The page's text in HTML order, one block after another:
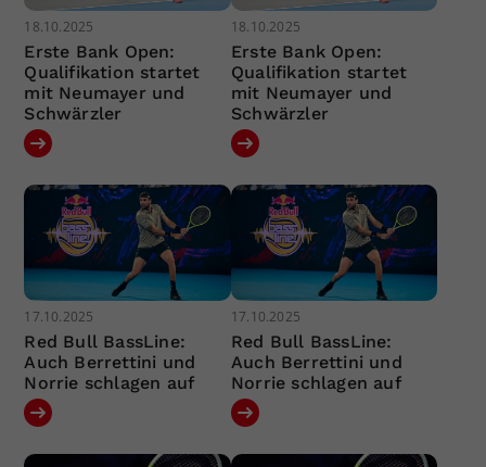
18.10.2025
Erste Bank Open:
Qualifikation startet
mit Neumayer und
Schwärzler
18.10.2025
Erste Bank Open:
Qualifikation startet
mit Neumayer und
Schwärzler
17.10.2025
Red Bull BassLine:
Auch Berrettini und
Norrie schlagen auf
17.10.2025
Red Bull BassLine:
Auch Berrettini und
Norrie schlagen auf